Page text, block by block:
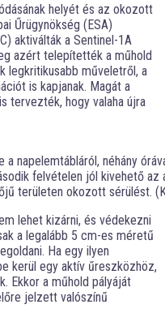
helyét és az okozott
Űrügynökség (ESA)
aktiválták a Sentinel-1A
azért telepítették a műhold
legkritikusabb műveletről, a
is kapjanak. Magát a
tervezték, hogy valaha újra
a napelemtábláról, néhány
felvételen jól kivehető
területen okozott sérülést.
lehet kizárni, és védekezni
a legalább 5 cm-es méretű
Ha egy ilyen
kerül egy aktív űreszközhöz,
Ekkor a műhold pályáját
jelzett valószínű